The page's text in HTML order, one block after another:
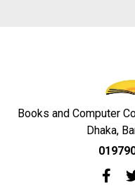
Books and Computer
Dhaka,